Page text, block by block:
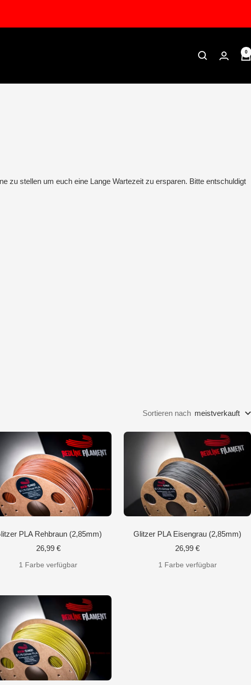
0
zu stellen um euch eine Lange Wartezeit zu ersparen. Bitte entschuldigt
Sortieren nach meistverkauft
PLA Rehbraun (2,85mm)
Angebotspreis
26,99 €
1 Farbe verfügbar
Glitzer PLA Eisengrau (2,85mm)
Angebotspreis
26,99 €
1 Farbe verfügbar